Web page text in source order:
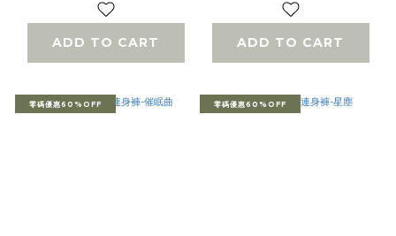
ADD TO CART ADD TO CART
零碼優惠60%OFF 零碼優惠60%OFF